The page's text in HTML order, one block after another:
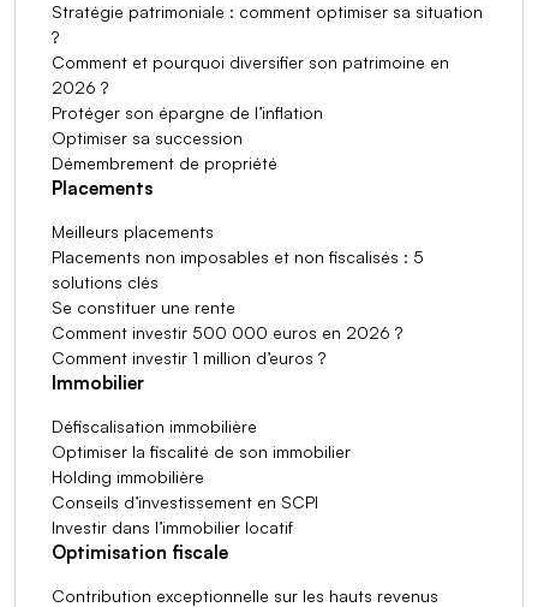
Stratégie patrimoniale : comment optimiser sa situation
?
Comment et pourquoi diversifier son patrimoine en
2026 ?
Protéger son épargne de l’inflation
Optimiser sa succession
Démembrement de propriété
Placements
Meilleurs placements
Placements non imposables et non fiscalisés : 5
solutions clés
Se constituer une rente
Comment investir 500 000 euros en 2026 ?
Comment investir 1 million d’euros ?
Immobilier
Défiscalisation immobilière
Optimiser la fiscalité de son immobilier
Holding immobilière
Conseils d’investissement en SCPI
Investir dans l’immobilier locatif
Optimisation fiscale
Contribution exceptionnelle sur les hauts revenus